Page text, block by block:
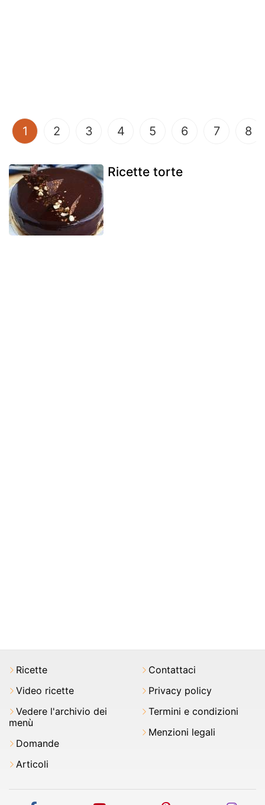
1 (current)
2 3 4 5 6 7 8
Ricette torte
Ricette
Video ricette
Vedere l'archivio dei
menù
Domande
Articoli
Contattaci
Privacy policy
Termini e condizioni
Menzioni legali